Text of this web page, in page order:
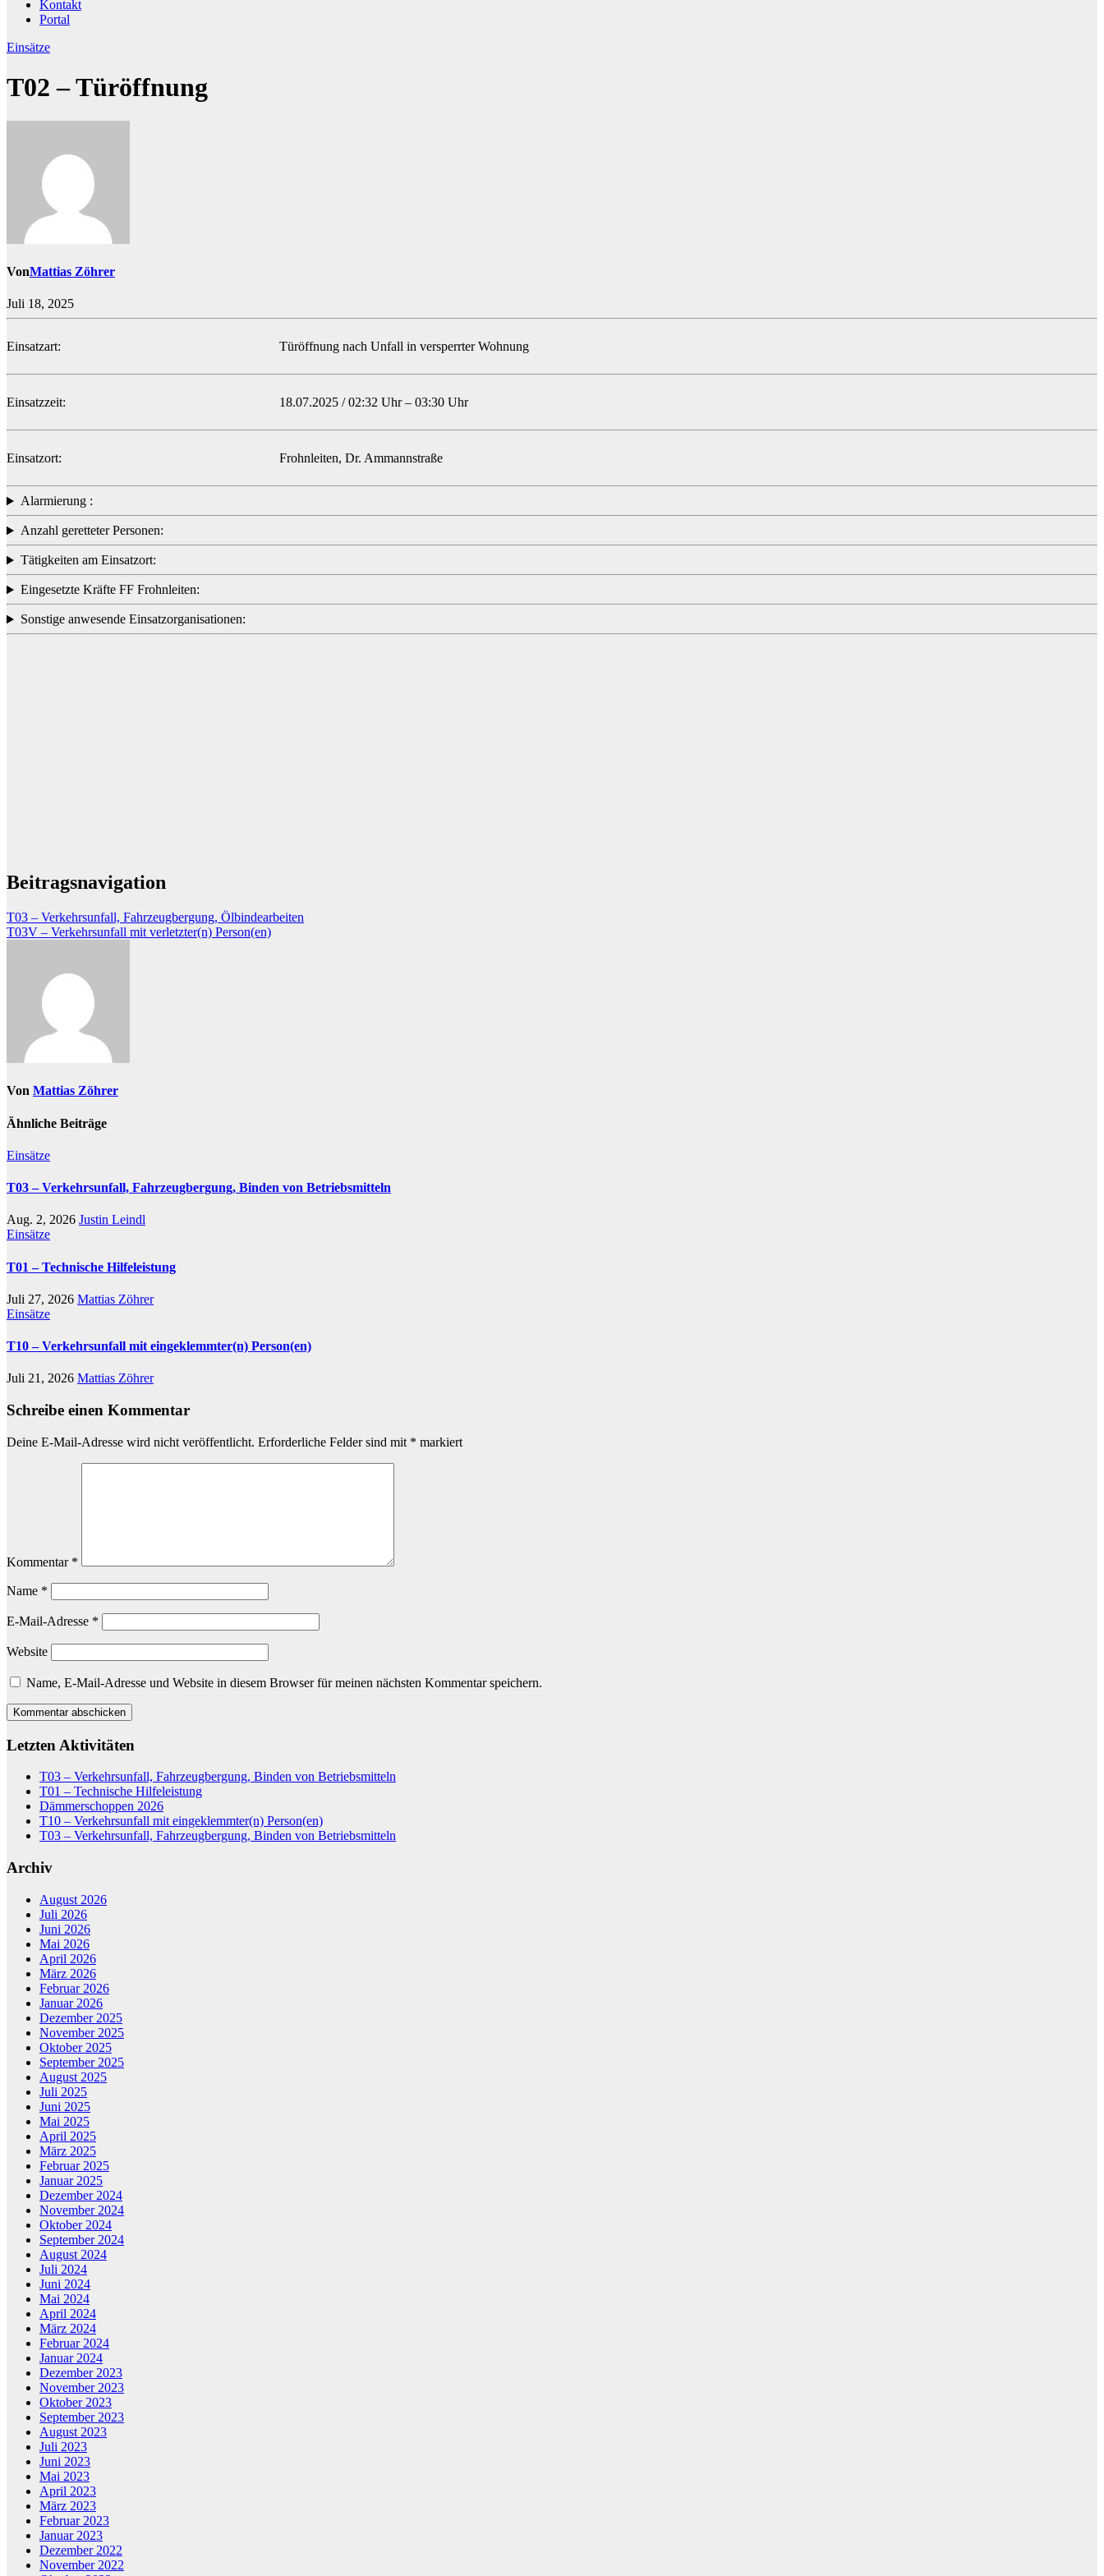
Kontakt
Portal
Einsätze
T02 – Türöffnung
VonMattias Zöhrer
Juli 18, 2025
Einsatzart: Türöffnung nach Unfall in versperrter Wohnung
Einsatzzeit: 18.07.2025 / 02:32 Uhr – 03:30 Uhr
Einsatzort: Frohnleiten, Dr. Ammannstraße
Alarmierung :
Anzahl geretteter Personen:
Tätigkeiten am Einsatzort:
Eingesetzte Kräfte FF Frohnleiten:
Sonstige anwesende Einsatzorganisationen:
Beitragsnavigation
T03 – Verkehrsunfall, Fahrzeugbergung, Ölbindearbeiten
T03V – Verkehrsunfall mit verletzter(n) Person(en)
Von Mattias Zöhrer
Ähnliche Beiträge
Einsätze
T03 – Verkehrsunfall, Fahrzeugbergung, Binden von Betriebsmitteln
Aug. 2, 2026 Justin Leindl
Einsätze
T01 – Technische Hilfeleistung
Juli 27, 2026 Mattias Zöhrer
Einsätze
T10 – Verkehrsunfall mit eingeklemmter(n) Person(en)
Juli 21, 2026 Mattias Zöhrer
Schreibe einen Kommentar
Deine E-Mail-Adresse wird nicht veröffentlicht. Erforderliche Felder sind mit * markiert
Kommentar *
Name *
E-Mail-Adresse *
Website
Name, E-Mail-Adresse und Website in diesem Browser für meinen nächsten Kommentar speichern.
Letzten Aktivitäten
T03 – Verkehrsunfall, Fahrzeugbergung, Binden von Betriebsmitteln
T01 – Technische Hilfeleistung
Dämmerschoppen 2026
T10 – Verkehrsunfall mit eingeklemmter(n) Person(en)
T03 – Verkehrsunfall, Fahrzeugbergung, Binden von Betriebsmitteln
Archiv
August 2026
Juli 2026
Juni 2026
Mai 2026
April 2026
März 2026
Februar 2026
Januar 2026
Dezember 2025
November 2025
Oktober 2025
September 2025
August 2025
Juli 2025
Juni 2025
Mai 2025
April 2025
März 2025
Februar 2025
Januar 2025
Dezember 2024
November 2024
Oktober 2024
September 2024
August 2024
Juli 2024
Juni 2024
Mai 2024
April 2024
März 2024
Februar 2024
Januar 2024
Dezember 2023
November 2023
Oktober 2023
September 2023
August 2023
Juli 2023
Juni 2023
Mai 2023
April 2023
März 2023
Februar 2023
Januar 2023
Dezember 2022
November 2022